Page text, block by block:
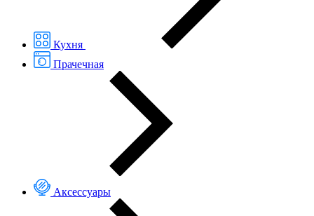
Кухня
Прачечная
Аксессуары